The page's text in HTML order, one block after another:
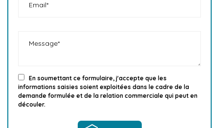
En soumettant ce formulaire, j'accepte que les
informations saisies soient exploitées dans le cadre de la
demande formulée et de la relation commerciale qui peut en
découler.